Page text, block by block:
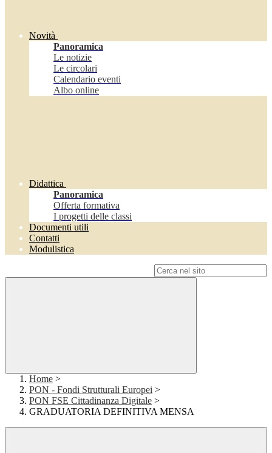
Novità
Panoramica
Le notizie
Le circolari
Calendario eventi
Albo online
Didattica
Panoramica
Offerta formativa
I progetti delle classi
Documenti utili
Contatti
Modulistica
Home >
PON - Fondi Strutturali Europei >
PON FSE Cittadinanza Digitale >
GRADUATORIA DEFINITIVA MENSA